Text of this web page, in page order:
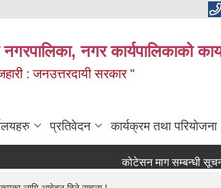
नगरपालिका, नगर कार्यपालिकाको
: जनउत्तरदायी सरकार "
प्रतिवेदन कार्यक्रम तथा परियोजना
कोटेसन माग सम्बन्धी सूचना !